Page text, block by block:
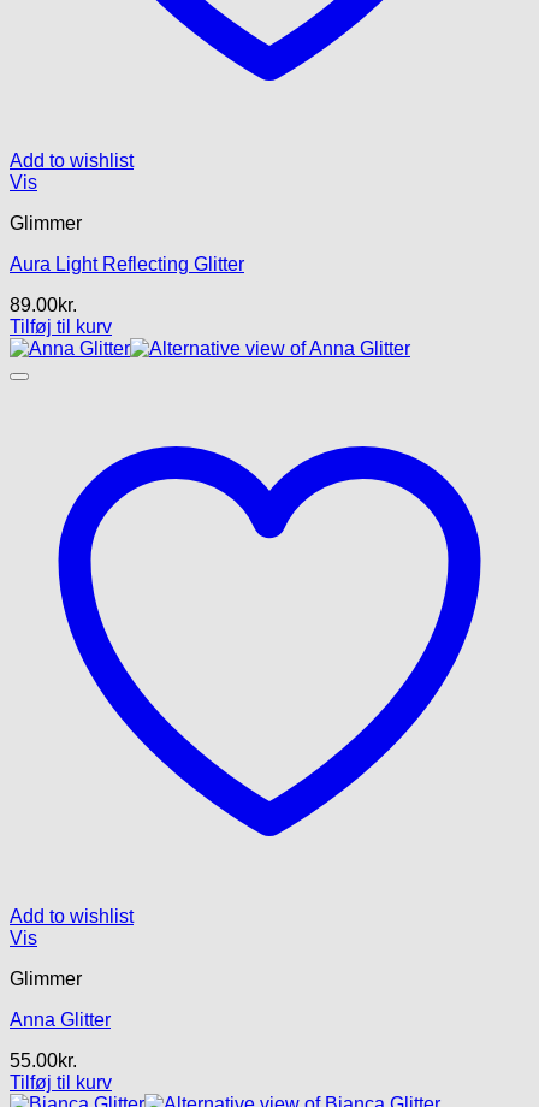
Add to wishlist
Vis
Glimmer
Aura Light Reflecting Glitter
89.00kr.
Tilføj til kurv
Add to wishlist
Vis
Glimmer
Anna Glitter
55.00kr.
Tilføj til kurv